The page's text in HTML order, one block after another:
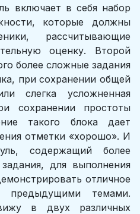
включает в себя набор
которые должны
рассчитывающие
оценку. Второй
более сложные задания
при сохранении общей
слегка усложненная
сохранении простоты
такого блока дает
отметки «хорошо». И
содержащий более
для выполнения
отличное
предыдущими темами.
в двух различных